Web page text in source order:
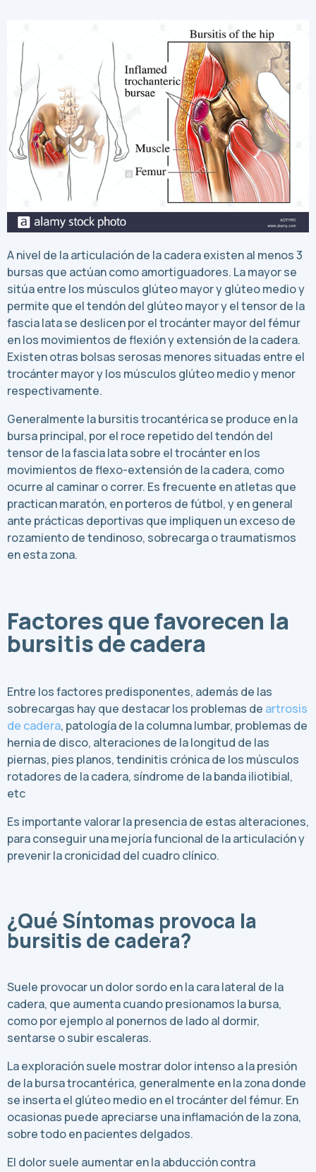
A nivel de la articulación de la cadera existen al menos 3
bursas que actúan como amortiguadores. La mayor se
sitúa entre los músculos glúteo mayor y glúteo medio y
permite que el tendón del glúteo mayor y el tensor de la
fascia lata se deslicen por el trocánter mayor del fémur
en los movimientos de flexión y extensión de la cadera.
Existen otras bolsas serosas menores situadas entre el
trocánter mayor y los músculos glúteo medio y menor
respectivamente.
Generalmente la bursitis trocantérica se produce en la
bursa principal, por el roce repetido del tendón del
tensor de la fascia lata sobre el trocánter en los
movimientos de flexo-extensión de la cadera, como
ocurre al caminar o correr. Es frecuente en atletas que
practican maratón, en porteros de fútbol, y en general
ante prácticas deportivas que impliquen un exceso de
rozamiento de tendinoso, sobrecarga o traumatismos
en esta zona.
Factores que favorecen la
bursitis de cadera
Entre los factores predisponentes, además de las
sobrecargas hay que destacar los problemas de artrosis
de cadera, patología de la columna lumbar, problemas de
hernia de disco, alteraciones de la longitud de las
piernas, pies planos, tendinitis crónica de los músculos
rotadores de la cadera, síndrome de la banda iliotibial,
etc
Es importante valorar la presencia de estas alteraciones,
para conseguir una mejoría funcional de la articulación y
prevenir la cronicidad del cuadro clínico.
¿Qué Síntomas provoca la
bursitis de cadera?
Suele provocar un dolor sordo en la cara lateral de la
cadera, que aumenta cuando presionamos la bursa,
como por ejemplo al ponernos de lado al dormir,
sentarse o subir escaleras.
La exploración suele mostrar dolor intenso a la presión
de la bursa trocantérica, generalmente en la zona donde
se inserta el glúteo medio en el trocánter del fémur. En
ocasionas puede apreciarse una inflamación de la zona,
sobre todo en pacientes delgados.
El dolor suele aumentar en la abducción contra